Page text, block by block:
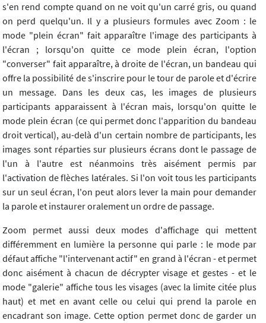
s'en rend compte quand on ne voit qu'un carré gris, ou quand
on perd quelqu'un. Il y a plusieurs formules avec Zoom : le
mode "plein écran" fait apparaître l'image des participants à
l'écran ; lorsqu'on quitte ce mode plein écran, l'option
"converser" fait apparaître, à droite de l'écran, un bandeau qui
offre la possibilité de s'inscrire pour le tour de parole et d'écrire
un message. Dans les deux cas, les images de plusieurs
participants apparaissent à l'écran mais, lorsqu'on quitte le
mode plein écran (ce qui permet donc l'apparition du bandeau
droit vertical), au-delà d'un certain nombre de participants, les
images sont réparties sur plusieurs écrans dont le passage de
l'un à l'autre est néanmoins très aisément permis par
l'activation de flèches latérales. Si l'on voit tous les participants
sur un seul écran, l'on peut alors lever la main pour demander
la parole et instaurer oralement un ordre de passage.
Zoom permet aussi deux modes d'affichage qui mettent
différemment en lumière la personne qui parle : le mode par
défaut affiche "l'intervenant actif" en grand à l'écran - et permet
donc aisément à chacun de décrypter visage et gestes - et le
mode "galerie" affiche tous les visages (avec la limite citée plus
haut) et met en avant celle ou celui qui prend la parole en
encadrant son image. Cette option permet donc de garder un